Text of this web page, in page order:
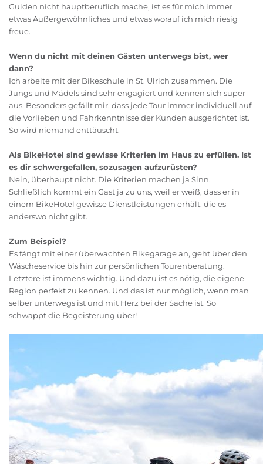
Guiden nicht hauptberuflich mache, ist es für mich immer
etwas Außergewöhnliches und etwas worauf ich mich riesig
freue.
Wenn du nicht mit deinen Gästen unterwegs bist, wer
dann?
Ich arbeite mit der Bikeschule in St. Ulrich zusammen. Die
Jungs und Mädels sind sehr engagiert und kennen sich super
aus. Besonders gefällt mir, dass jede Tour immer individuell auf
die Vorlieben und Fahrkenntnisse der Kunden ausgerichtet ist.
So wird niemand enttäuscht.
Als BikeHotel sind gewisse Kriterien im Haus zu erfüllen. Ist
es dir schwergefallen, sozusagen aufzurüsten?
Nein, überhaupt nicht. Die Kriterien machen ja Sinn.
Schließlich kommt ein Gast ja zu uns, weil er weiß, dass er in
einem BikeHotel gewisse Dienstleistungen erhält, die es
anderswo nicht gibt.
Zum Beispiel?
Es fängt mit einer überwachten Bikegarage an, geht über den
Wäscheservice bis hin zur persönlichen Tourenberatung.
Letztere ist immens wichtig. Und dazu ist es nötig, die eigene
Region perfekt zu kennen. Und das ist nur möglich, wenn man
selber unterwegs ist und mit Herz bei der Sache ist. So
schwappt die Begeisterung über!